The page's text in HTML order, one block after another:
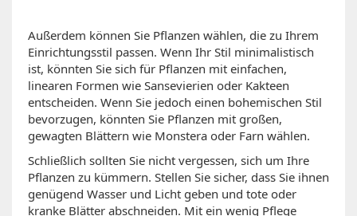
Außerdem können Sie Pflanzen wählen, die zu Ihrem
Einrichtungsstil passen. Wenn Ihr Stil minimalistisch
ist, könnten Sie sich für Pflanzen mit einfachen,
linearen Formen wie Sansevierien oder Kakteen
entscheiden. Wenn Sie jedoch einen bohemischen Stil
bevorzugen, könnten Sie Pflanzen mit großen,
gewagten Blättern wie Monstera oder Farn wählen.
Schließlich sollten Sie nicht vergessen, sich um Ihre
Pflanzen zu kümmern. Stellen Sie sicher, dass Sie ihnen
genügend Wasser und Licht geben und tote oder
kranke Blätter abschneiden. Mit ein wenig Pflege